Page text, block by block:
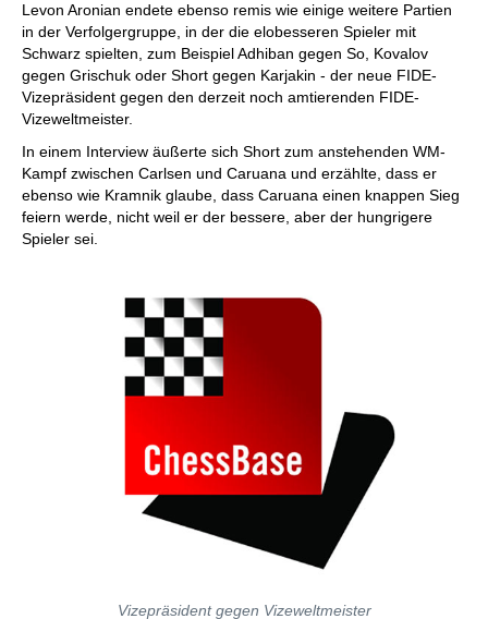
Levon Aronian endete ebenso remis wie einige weitere Partien
in der Verfolgergruppe, in der die elobesseren Spieler mit
Schwarz spielten, zum Beispiel Adhiban gegen So, Kovalov
gegen Grischuk oder Short gegen Karjakin - der neue FIDE-
Vizepräsident gegen den derzeit noch amtierenden FIDE-
Vizeweltmeister.
In einem Interview äußerte sich Short zum anstehenden WM-
Kampf zwischen Carlsen und Caruana und erzählte, dass er
ebenso wie Kramnik glaube, dass Caruana einen knappen Sieg
feiern werde, nicht weil er der bessere, aber der hungrigere
Spieler sei.
Vizepräsident gegen Vizeweltmeister